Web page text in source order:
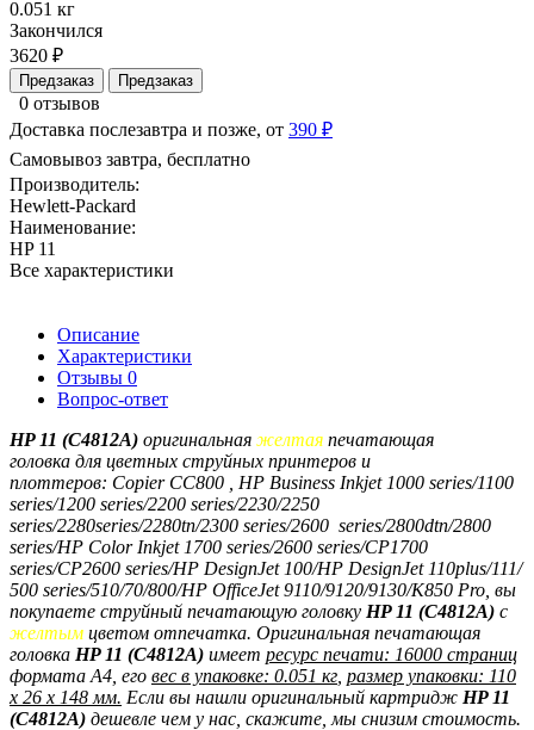
0.051 кг
Закончился
3620 ₽
Предзаказ Предзаказ
0 отзывов
Доставка послезавтра и позже, от 390 ₽
Самовывоз завтра, бесплатно
Производитель:
Hewlett-Packard
Наименование:
HP 11
Все характеристики
Описание
Характеристики
Отзывы 0
Вопрос-ответ
HP 11 (C4812A) оригинальная желтая печатающая
головка для цветных струйных принтеров и
плоттеров: Copier CC800 , HP Business Inkjet 1000 series/1100
series/1200 series/2200 series/2230/2250
series/2280series/2280tn/2300 series/2600 series/2800dtn/2800
series/HP Color Inkjet 1700 series/2600 series/CP1700
series/CP2600 series/HP DesignJet 100/HP DesignJet 110plus/111/
500 series/510/70/800/HP OfficeJet 9110/9120/9130/K850 Pro, вы
покупаете струйный печатающую головку HP 11 (C4812A) с
желтым цветом отпечатка. Оригинальная печатающая
головка HP 11 (C4812A) имеет ресурс печати: 16000 страниц
формата A4, его вес в упаковке: 0.051 кг размер упаковки: 110
x 26 x 148 мм. Если вы нашли оригинальный картридж HP 11
(C4812A) дешевле чем у нас, скажите, мы снизим стоимость.